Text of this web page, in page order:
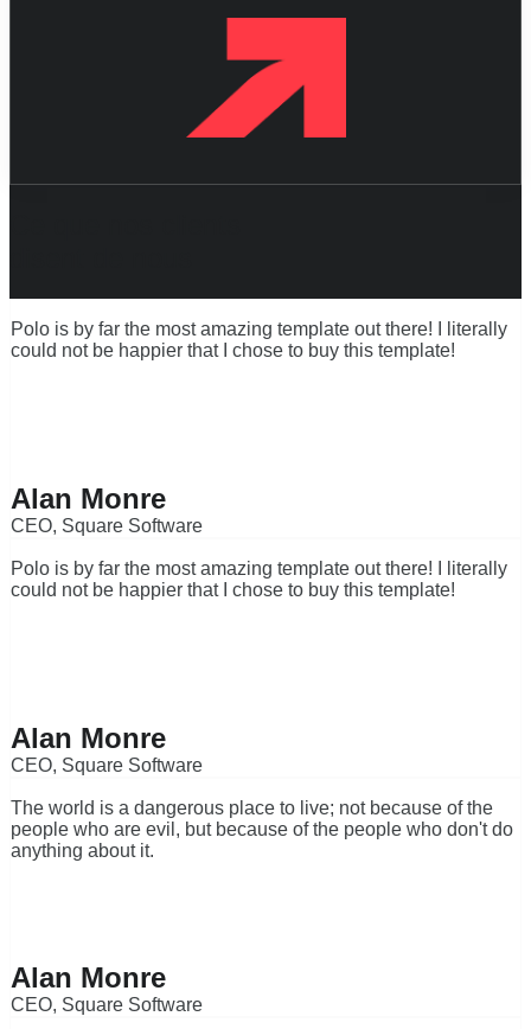
Polo is by far the most amazing template out there! I literally
could not be happier that I chose to buy this template!
Alan Monre
CEO, Square Software
Polo is by far the most amazing template out there! I literally
could not be happier that I chose to buy this template!
Alan Monre
CEO, Square Software
The world is a dangerous place to live; not because of the
people who are evil, but because of the people who don't do
anything about it.
Alan Monre
CEO, Square Software